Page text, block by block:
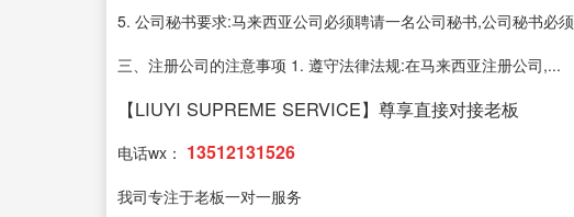
5. 公司秘书要求:马来西亚公司必须聘请一名公司秘书,公司秘书必
三、注册公司的注意事项 1. 遵守法律法规:在马来西亚注册公司,...
【LIUYI SUPREME SERVICE】尊享直接对接老板
电话wx： 13512131526
我司专注于老板一对一服务